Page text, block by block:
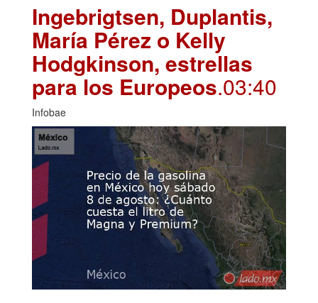
Ingebrigtsen, Duplantis,
María Pérez o Kelly
Hodgkinson, estrellas
para los Europeos.03:40
Infobae